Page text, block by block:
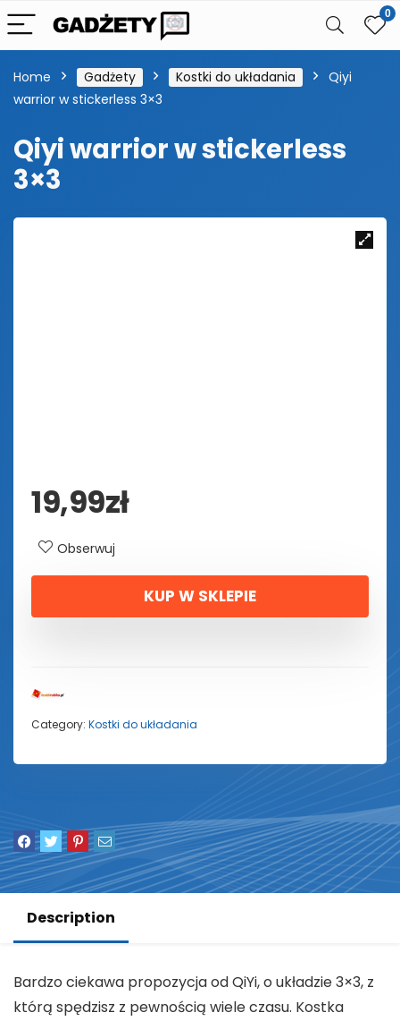
0
Home Gadżety Kostki do układania
Qiyi
warrior w stickerless 3×3
Qiyi warrior w stickerless
3×3
19,99zł
Obserwuj
KUP W SKLEPIE
Category: Kostki do układania
Description
Bardzo ciekawa propozycja od QiYi, o układzie 3×3, z
którą spędzisz z pewnością wiele czasu. Kostka